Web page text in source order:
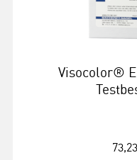
Visocolor®